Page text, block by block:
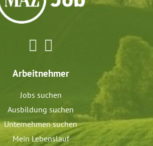
Arbeitnehmer
Jobs suchen
Ausbildung suchen
Unternehmen suchen
Mein Lebenslauf